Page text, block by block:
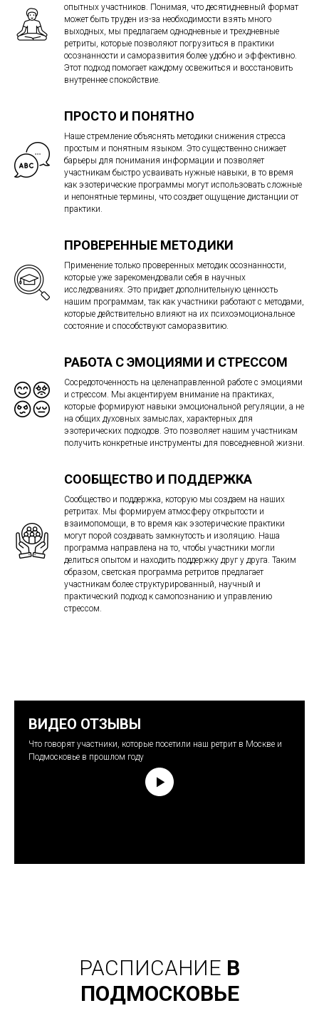
опытных участников. Понимая, что десятидневный формат
может быть труден из-за необходимости взять много
выходных, мы предлагаем однодневные и трехдневные
ретриты, которые позволяют погрузиться в практики
осознанности и саморазвития более удобно и эффективно.
Этот подход помогает каждому освежиться и восстановить
внутреннее спокойствие.
ПРОСТО И ПОНЯТНО
Наше стремление объяснять методики снижения стресса
простым и понятным языком. Это существенно снижает
барьеры для понимания информации и позволяет
участникам быстро усваивать нужные навыки, в то время
как эзотерические программы могут использовать сложные
и непонятные термины, что создает ощущение дистанции от
практики.
ПРОВЕРЕННЫЕ МЕТОДИКИ
Применение только проверенных методик осознанности,
которые уже зарекомендовали себя в научных
исследованиях. Это придает дополнительную ценность
нашим программам, так как участники работают с методами,
которые действительно влияют на их психоэмоциональное
состояние и способствуют саморазвитию.
РАБОТА С ЭМОЦИЯМИ И СТРЕССОМ
Сосредоточенность на целенаправленной работе с эмоциями
и стрессом. Мы акцентируем внимание на практиках,
которые формируют навыки эмоциональной регуляции, а не
на общих духовных замыслах, характерных для
эзотерических подходов. Это позволяет нашим участникам
получить конкретные инструменты для повседневной жизни.
СООБЩЕСТВО И ПОДДЕРЖКА
Сообщество и поддержка, которую мы создаем на наших
ретритах. Мы формируем атмосферу открытости и
взаимопомощи, в то время как эзотерические практики
могут порой создавать замкнутость и изоляцию. Наша
программа направлена на то, чтобы участники могли
делиться опытом и находить поддержку друг у друга. Таким
образом, светская программа ретритов предлагает
участникам более структурированный, научный и
практический подход к самопознанию и управлению
стрессом.
ВИДЕО ОТЗЫВЫ
Что говорят участники, которые посетили наш ретрит в Москве и
Подмосковье в прошлом году
РАСПИСАНИЕ В
ПОДМОСКОВЬЕ